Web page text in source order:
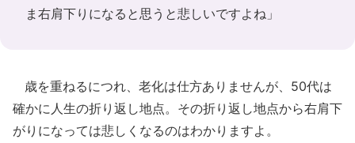
ま右肩下りになると思うと悲しいですよね」
歳を重ねるにつれ、老化は仕方ありませんが、50代は
確かに人生の折り返し地点。その折り返し地点から右肩下
がりになっては悲しくなるのはわかりますよ。